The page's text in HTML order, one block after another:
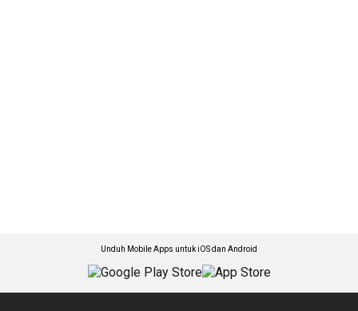
Unduh Mobile Apps untuk iOS dan Android